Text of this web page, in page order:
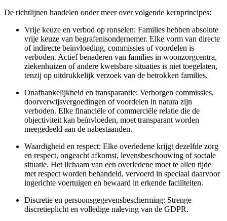
De richtlijnen handelen onder meer over volgende kernprincipes:
Vrije keuze en verbod op ronselen: Families hebben absolute
vrije keuze van begrafenisondernemer. Elke vorm van directe
of indirecte beïnvloeding, commissies of voordelen is
verboden. Actief benaderen van families in woonzorgcentra,
ziekenhuizen of andere kwetsbare situaties is niet toegelaten,
tenzij op uitdrukkelijk verzoek van de betrokken families.
Onafhankelijkheid en transparantie: Verborgen commissies,
doorverwijsvergoedingen of voordelen in natura zijn
verboden. Elke financiële of commerciële relatie die de
objectiviteit kan beïnvloeden, moet transparant worden
meegedeeld aan de nabestaanden.
Waardigheid en respect: Elke overledene krijgt dezelfde zorg
en respect, ongeacht afkomst, levensbeschouwing of sociale
situatie. Het lichaam van een overledene moet te allen tijde
met respect worden behandeld, vervoerd in speciaal daarvoor
ingerichte voertuigen en bewaard in erkende faciliteiten.
Discretie en persoonsgegevensbescherming: Strenge
discretieplicht en volledige naleving van de GDPR.